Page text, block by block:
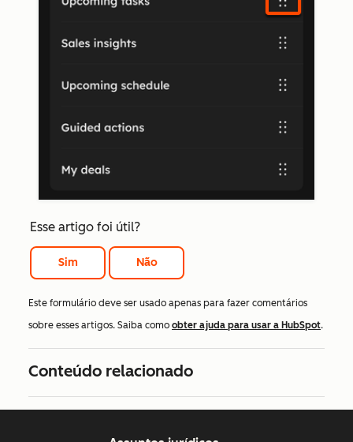
Esse artigo foi útil?
Sim Não
Este formulário deve ser usado apenas para fazer comentários
sobre esses artigos. Saiba como obter ajuda para usar a HubSpot.
Conteúdo relacionado